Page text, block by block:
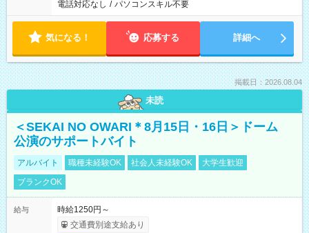
電話対応なし / パソコンスキル不要
気になる！ 応募する 詳細へ
掲載日：2026.08.04
未読
＜SEKAI NO OWARI＊8月15日・16日＞ドーム
公演のサポートバイト
アルバイト 職種未経験OK 社会人未経験OK
大学生歓迎
ブランクOK
給与
時給1250円～
交通費別途支給あり